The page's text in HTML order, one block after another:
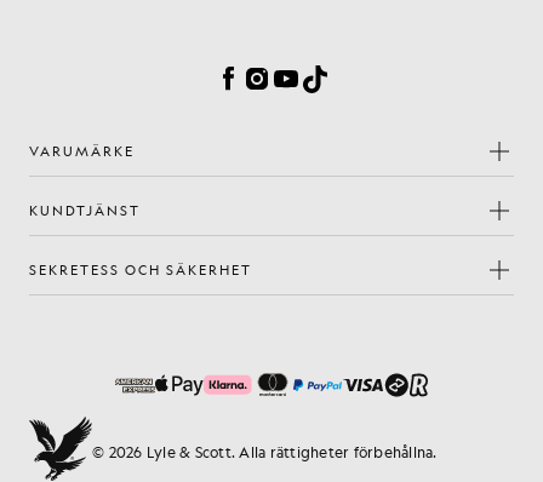
Facebook
Instagram
YouTube
TikTok
VARUMÄRKE
KUNDTJÄNST
SEKRETESS OCH SÄKERHET
© 2026 Lyle & Scott. Alla rättigheter förbehållna.